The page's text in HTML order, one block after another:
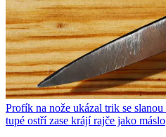
Profík na nože ukázal trik se
tupé ostří zase krájí rajče jako máslo